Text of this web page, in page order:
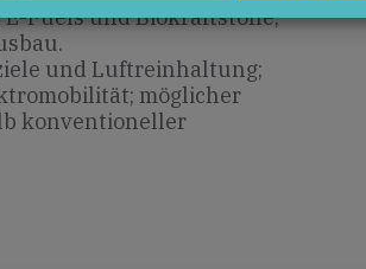
Fuels und Biokraftstoffe;
und Luftreinhaltung;
möglicher
konventioneller